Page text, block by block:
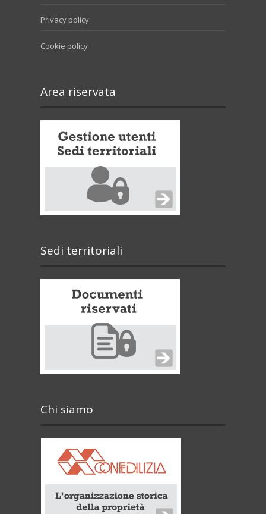
Privacy policy
Cookie policy
Area riservata
Sedi territoriali
Chi siamo